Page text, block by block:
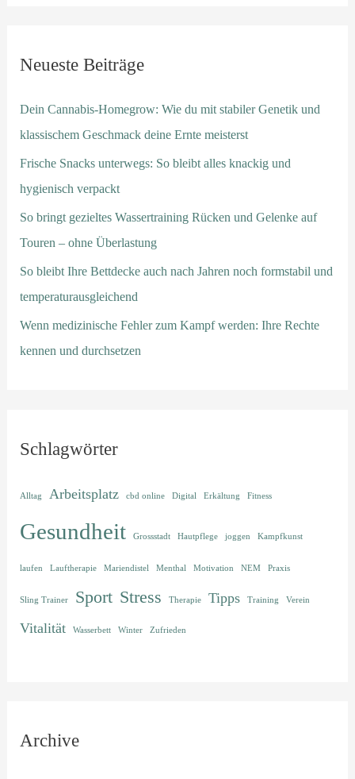
Neueste Beiträge
Dein Cannabis-Homegrow: Wie du mit stabiler Genetik und
klassischem Geschmack deine Ernte meisterst
Frische Snacks unterwegs: So bleibt alles knackig und
hygienisch verpackt
So bringt gezieltes Wassertraining Rücken und Gelenke auf
Touren – ohne Überlastung
So bleibt Ihre Bettdecke auch nach Jahren noch formstabil und
temperaturausgleichend
Wenn medizinische Fehler zum Kampf werden: Ihre Rechte
kennen und durchsetzen
Schlagwörter
Alltag Arbeitsplatz cbd online Digital Erkältung Fitness
Gesundheit Grossstadt Hautpflege joggen Kampfkunst
laufen Lauftherapie Mariendistel Menthal Motivation NEM Praxis
Sling Trainer Sport Stress Therapie Tipps Training Verein
Vitalität Wasserbett Winter Zufrieden
Archive